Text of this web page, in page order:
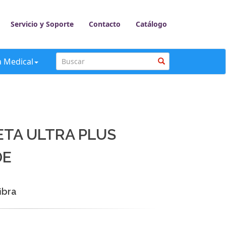
Servicio y Soporte Contacto Catálogo
Medical
ULTRA PLUS